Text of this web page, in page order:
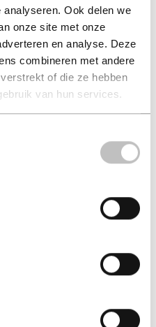
Ook delen we
onze site met onze
en analyse. Deze
combineren met andere
of die ze hebben
van hun services.
Leuven, een gids voor
thuisblijve...
eric min
€ 24,95
Paperback - 2023